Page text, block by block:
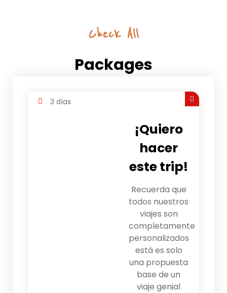
Check All
Packages
3 días
¡Quiero
hacer
este trip!
Recuerda que
todos nuestros
viajes son
completamente
personalizados
está es solo
una propuesta
base de un
viaje genial